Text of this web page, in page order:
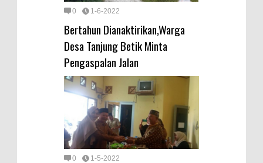
0 1-6-2022
Bertahun Dianaktirikan,Warga
Desa Tanjung Betik Minta
Pengaspalan Jalan
0 1-5-2022